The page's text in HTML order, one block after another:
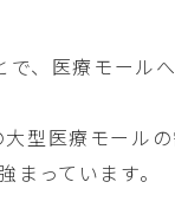
、医療モール
型医療モールの
っています。